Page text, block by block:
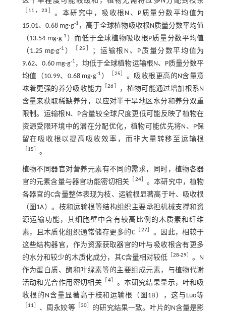
［ 11 ，23 ］ 。本研究中，吸收根N、P质量分数平均值为
15.01、0.68 mg·g-1 ，高于全球植物吸收根N质量分数平均值
（13.54 mg·g-1 ）而低于全球植物吸收根P质量分数平均值
（1.25 mg·g-1 ） ［ 25 ］
；运输根N、P质量分数平均值为
9.62、0.60 mg·g-1 ，均低于全球植物运输根N、P质量分数平
均值（10.99、0.68 mg·g-1 ） ［25］ 。吸收根更高的N含量意
味着更强的养分吸收能力 ［26］
，植物可能通过增加根系N
含量来获取稀缺养分，以应对半干旱地区水分和养分双重
限制。运输根N、P含量较全球尺度更低可能反映了植物在
资源受限环境中的潜在分配优化，植物可能优先将N、P保
留在吸收根以提高吸收效率，而非大量转移至运输根
［15］ 。
植物不同器官对营养元素有不同的需求，同时，植物各器
官的元素含量与器官功能密切相关
［24］ 。本研究中，植物
各器官的C含量整体表现为枝、运输根显著高于叶、吸收根
（ 图1A）。枝和运输根等结构组织主要承担机械支撑和资
源运输功能，其细胞壁中含有较高比例的木质素和纤维
素，且木质化组织通常储存更多的C［27］ 。因此，相较于
这些结构器官，作为资源获取器官的叶与吸收根含有更多
的水分和较少的木质化成分，其C含量相对较低 ［28-29］ 。N
作为蛋白质、酶和叶绿素等的主要组成元素，与植物代谢
活动和光合作用密切相关
［4］ 。本研究结果显示，叶和吸
收根的N含量显著高于枝和运输根（ 图1B），这与Luo等
［11］ 、周永姣等［30］ 的研究结果一致。叶片的N含量是影